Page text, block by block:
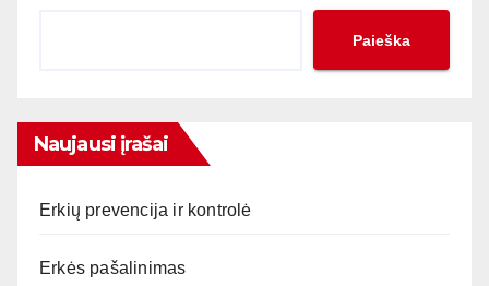
Paieška
Naujausi įrašai
Erkių prevencija ir kontrolė
Erkės pašalinimas